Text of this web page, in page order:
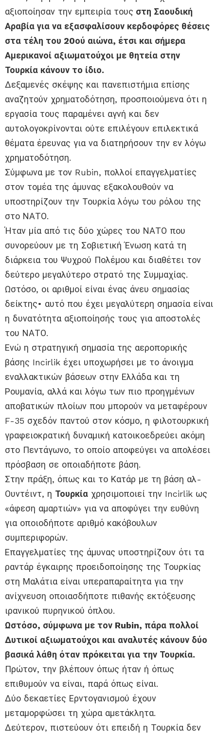
αξιοποίησαν την εμπειρία τους στη Σαουδική
Αραβία για να εξασφαλίσουν κερδοφόρες θέσεις
στα τέλη του 20ού αιώνα, έτσι και σήμερα
Αμερικανοί αξιωματούχοι με θητεία στην
Τουρκία κάνουν το ίδιο.
Δεξαμενές σκέψης και πανεπιστήμια επίσης
αναζητούν χρηματοδότηση, προσποιούμενα ότι η
εργασία τους παραμένει αγνή και δεν
αυτολογοκρίνονται ούτε επιλέγουν επιλεκτικά
θέματα έρευνας για να διατηρήσουν την εν λόγω
χρηματοδότηση.
Σύμφωνα με τον Rubin, πολλοί επαγγελματίες
στον τομέα της άμυνας εξακολουθούν να
υποστηρίζουν την Τουρκία λόγω του ρόλου της
στο ΝΑΤΟ.
Ήταν μία από τις δύο χώρες του ΝΑΤΟ που
συνορεύουν με τη Σοβιετική Ένωση κατά τη
διάρκεια του Ψυχρού Πολέμου και διαθέτει τον
δεύτερο μεγαλύτερο στρατό της Συμμαχίας.
Ωστόσο, οι αριθμοί είναι ένας άνευ σημασίας
δείκτης• αυτό που έχει μεγαλύτερη σημασία είναι
η δυνατότητα αξιοποίησής τους για αποστολές
του ΝΑΤΟ.
Ενώ η στρατηγική σημασία της αεροπορικής
βάσης Incirlik έχει υποχωρήσει με το άνοιγμα
εναλλακτικών βάσεων στην Ελλάδα και τη
Ρουμανία, αλλά και λόγω των πιο προηγμένων
αποβατικών πλοίων που μπορούν να μεταφέρουν
F-35 σχεδόν παντού στον κόσμο, η φιλοτουρκική
γραφειοκρατική δυναμική κατοικοεδρεύει ακόμη
στο Πεντάγωνο, το οποίο αποφεύγει να απολέσει
πρόσβαση σε οποιαδήποτε βάση.
Στην πράξη, όπως και το Κατάρ με τη βάση αλ-
Ουντέιντ, η Τουρκία χρησιμοποιεί την Incirlik ως
«άφεση αμαρτιών» για να αποφύγει την ευθύνη
για οποιοδήποτε αριθμό κακόβουλων
συμπεριφορών.
Επαγγελματίες της άμυνας υποστηρίζουν ότι τα
ραντάρ έγκαιρης προειδοποίησης της Τουρκίας
στη Μαλάτια είναι υπεραπαραίτητα για την
ανίχνευση οποιασδήποτε πιθανής εκτόξευσης
ιρανικού πυρηνικού όπλου.
Ωστόσο, σύμφωνα με τον Rubin, πάρα πολλοί
Δυτικοί αξιωματούχοι και αναλυτές κάνουν δύο
βασικά λάθη όταν πρόκειται για την Τουρκία.
Πρώτον, την βλέπουν όπως ήταν ή όπως
επιθυμούν να είναι, παρά όπως είναι.
Δύο δεκαετίες Ερντογανισμού έχουν
μεταμορφώσει τη χώρα αμετάκλητα.
Δεύτερον, πιστεύουν ότι επειδή η Τουρκία δεν